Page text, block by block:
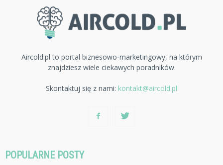
Aircold.pl to portal biznesowo-marketingowy, na którym
znajdziesz wiele ciekawych poradników.
Skontaktuj się z nami: kontakt@aircold.pl
POPULARNE POSTY